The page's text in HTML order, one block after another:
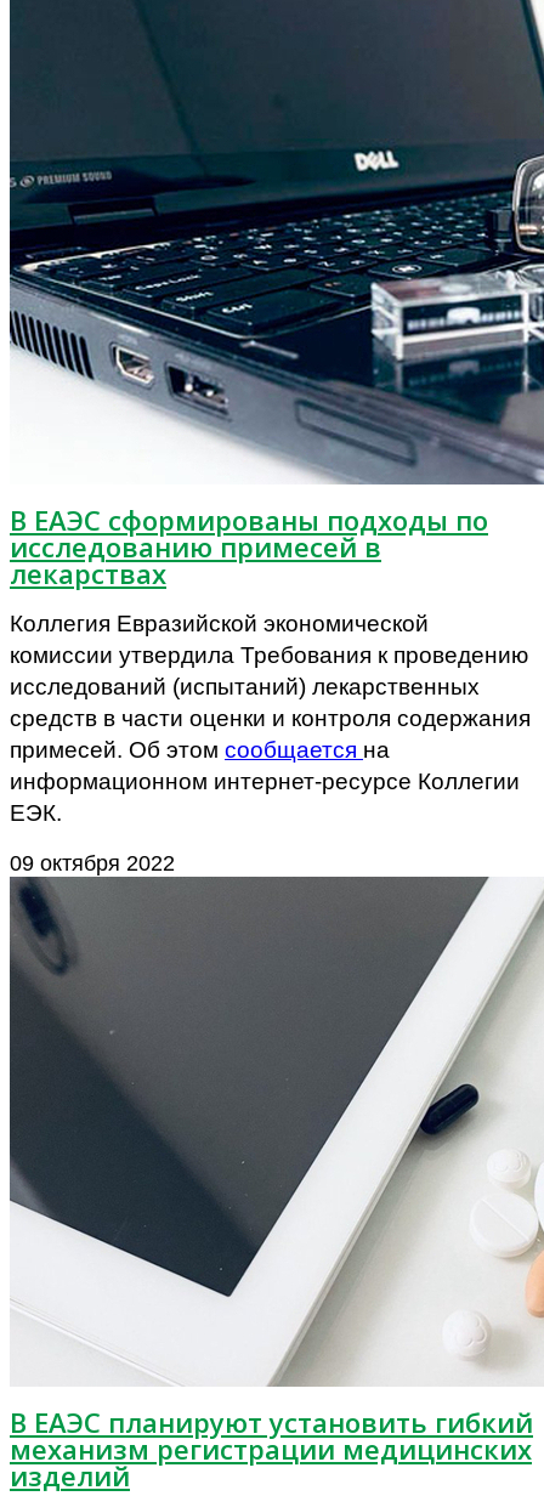
В ЕАЭС сформированы подходы по
исследованию примесей в
лекарствах
Коллегия Евразийской экономической
комиссии утвердила Требования к проведению
исследований (испытаний) лекарственных
средств в части оценки и контроля содержания
примесей. Об этом сообщается на
информационном интернет-ресурсе Коллегии
ЕЭК.
09 октября 2022
В ЕАЭС планируют установить гибкий
механизм регистрации медицинских
изделий